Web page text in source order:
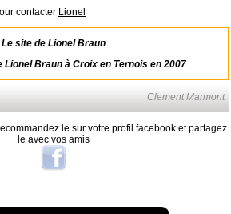
contacter Lionel
Le site de Lionel Braun
Lionel Braun à Croix en Ternois en 2007
Clement Marmont
le sur votre profil facebook et partagez
le avec vos amis